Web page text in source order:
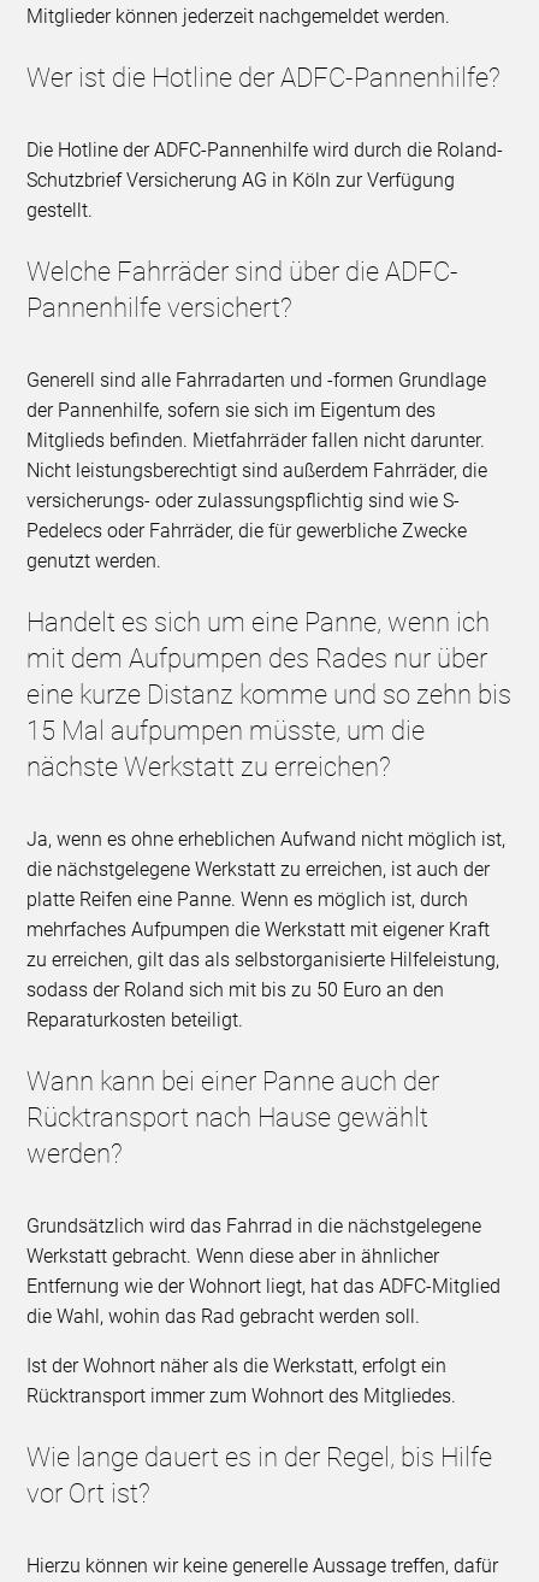
Mitglieder können jederzeit nachgemeldet werden.
Wer ist die Hotline der ADFC-Pannenhilfe?
Die Hotline der ADFC-Pannenhilfe wird durch die Roland-
Schutzbrief Versicherung AG in Köln zur Verfügung
gestellt.
Welche Fahrräder sind über die ADFC-
Pannenhilfe versichert?
Generell sind alle Fahrradarten und -formen Grundlage
der Pannenhilfe, sofern sie sich im Eigentum des
Mitglieds befinden. Mietfahrräder fallen nicht darunter.
Nicht leistungsberechtigt sind außerdem Fahrräder, die
versicherungs- oder zulassungspflichtig sind wie S-
Pedelecs oder Fahrräder, die für gewerbliche Zwecke
genutzt werden.
Handelt es sich um eine Panne, wenn ich
mit dem Aufpumpen des Rades nur über
eine kurze Distanz komme und so zehn bis
15 Mal aufpumpen müsste, um die
nächste Werkstatt zu erreichen?
Ja, wenn es ohne erheblichen Aufwand nicht möglich ist,
die nächstgelegene Werkstatt zu erreichen, ist auch der
platte Reifen eine Panne. Wenn es möglich ist, durch
mehrfaches Aufpumpen die Werkstatt mit eigener Kraft
zu erreichen, gilt das als selbstorganisierte Hilfeleistung,
sodass der Roland sich mit bis zu 50 Euro an den
Reparaturkosten beteiligt.
Wann kann bei einer Panne auch der
Rücktransport nach Hause gewählt
werden?
Grundsätzlich wird das Fahrrad in die nächstgelegene
Werkstatt gebracht. Wenn diese aber in ähnlicher
Entfernung wie der Wohnort liegt, hat das ADFC-Mitglied
die Wahl, wohin das Rad gebracht werden soll.
Ist der Wohnort näher als die Werkstatt, erfolgt ein
Rücktransport immer zum Wohnort des Mitgliedes.
Wie lange dauert es in der Regel, bis Hilfe
vor Ort ist?
Hierzu können wir keine generelle Aussage treffen, dafür